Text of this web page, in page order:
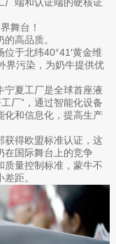
舞台！
高品质。
于北纬40°41′黄金维
界污染，为奶牛提供优
宁夏工厂是全球首座液
厂”，通过智能化设备
化和信息化，提高生产
获得欧盟标准认证，这
在国际舞台上的竞争
质量控制标准，蒙牛不
距。